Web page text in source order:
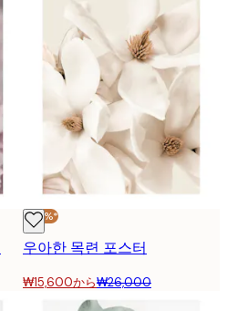
-40%*
우아한 목련 포스터
₩15,600から₩26,000